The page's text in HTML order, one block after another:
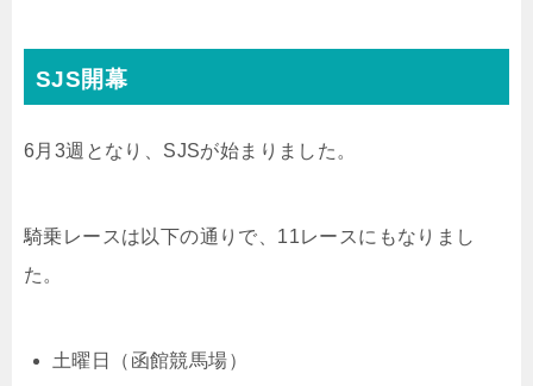
SJS開幕
6月3週となり、SJSが始まりました。
騎乗レースは以下の通りで、11レースにもなりまし
た。
土曜日（函館競馬場）